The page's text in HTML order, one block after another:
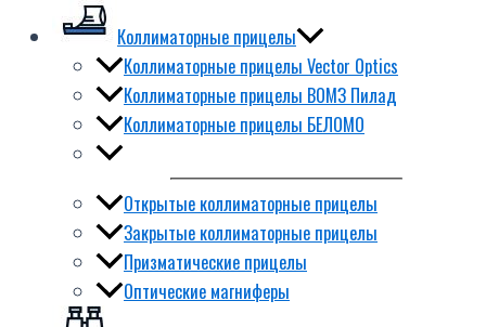
Коллиматорные прицелы
Коллиматорные прицелы Vector Optics
Коллиматорные прицелы ВОМЗ Пилад
Коллиматорные прицелы БЕЛОМО
Открытые коллиматорные прицелы
Закрытые коллиматорные прицелы
Призматические прицелы
Оптические магниферы